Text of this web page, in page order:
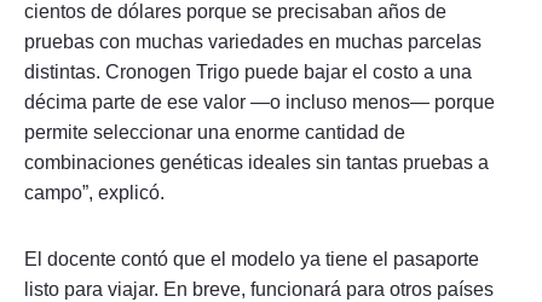
cientos de dólares porque se precisaban años de
pruebas con muchas variedades en muchas parcelas
distintas. Cronogen Trigo puede bajar el costo a una
décima parte de ese valor —o incluso menos— porque
permite seleccionar una enorme cantidad de
combinaciones genéticas ideales sin tantas pruebas a
campo”, explicó.
El docente contó que el modelo ya tiene el pasaporte
listo para viajar. En breve, funcionará para otros países